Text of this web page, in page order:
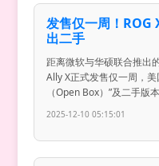
发售仅一周！
出二手
距离微软与华硕联合推出
Ally X正式发售仅一周，
（Open Box）”及二手版
2025-12-10 05:15:01